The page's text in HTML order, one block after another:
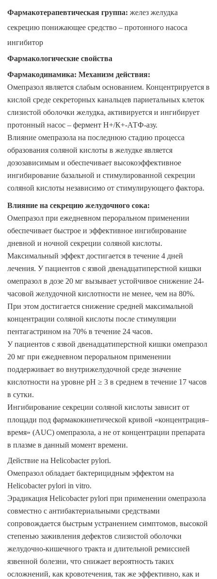
Фармакотерапевтическая группа: желез желудка
секрецию понижающее средство – протонного насоса
ингибитор
Фармакологические свойства
Фармакодинамика: Механизм действия:
Омепразол является слабым основанием. Концентрируется в
кислой среде секреторных канальцев париетальных клеток
слизистой оболочки желудка, активируется и ингибирует
протонный насос – фермент Н+/К+-АТФ-азу.
Влияние омепразола на последнюю стадию процесса
образования соляной кислоты в желудке является
дозозависимым и обеспечивает высокоэффективное
ингибирование базальной и стимулированной секреции
соляной кислоты независимо от стимулирующего фактора.
Влияние на секрецию желудочного сока:
Омепразол при ежедневном пероральном применении
обеспечивает быстрое и эффективное ингибирование
дневной и ночной секреции соляной кислоты.
Максимальный эффект достигается в течение 4 дней
лечения. У пациентов с язвой двенадцатиперстной кишки
омепразол в дозе 20 мг вызывает устойчивое снижение 24-
часовой желудочной кислотности не менее, чем на 80%.
При этом достигается снижение средней максимальной
концентрации соляной кислоты после стимуляции
пентагастрином на 70% в течение 24 часов.
У пациентов с язвой двенадцатиперстной кишки омепразол
20 мг при ежедневном пероральном применении
поддерживает во внутрижелудочной среде значение
кислотности на уровне рН ≥ 3 в среднем в течение 17 часов
в сутки.
Ингибирование секреции соляной кислоты зависит от
площади под фармакокинетической кривой «концентрация–
время» (AUC) омепразола, а не от концентрации препарата
в плазме в данный момент времени.
Действие на Helicobacter pylori.
Омепразол обладает бактерицидным эффектом на
Helicobacter pylori in vitro.
Эрадикация Helicobacter pylori при применении омепразола
совместно с антибактериальными средствами
сопровождается быстрым устранением симптомов, высокой
степенью заживления дефектов слизистой оболочки
желудочно-кишечного тракта и длительной ремиссией
язвенной болезни, что снижает вероятность таких
осложнений, как кровотечения, так же эффективно, как и